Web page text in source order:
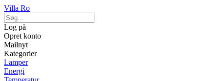
Villa Ro
Log på
Opret konto
Mailnyt
Kategorier
Lamper
Energi